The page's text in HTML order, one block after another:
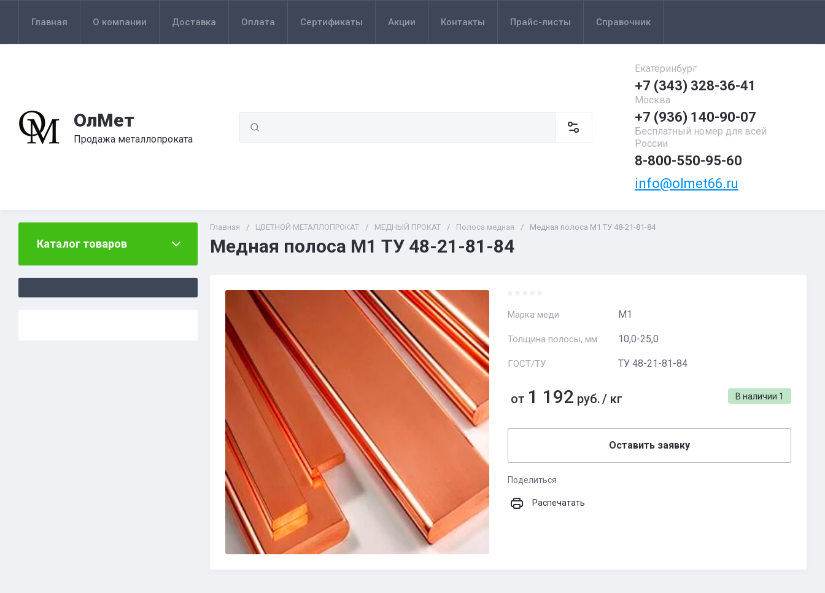
Главная О компании Доставка Оплата Сертификаты Акции Контакты Прайс-листы Справочник
ОлМет
Продажа металлопроката
Екатеринбург
+7 (343) 328-36-41
Москва
+7 (936) 140-90-07
Бесплатный номер для всей
России
8-800-550-95-60
info@olmet66.ru
Каталог товаров
Главная / ЦВЕТНОЙ МЕТАЛЛОПРОКАТ / МЕДНЫЙ ПРОКАТ / Полоса медная / Медная полоса М1 ТУ 48-21-81-84
Медная полоса М1 ТУ 48-21-81-84
Марка меди М1
Толщина полосы, мм 10,0-25,0
ГОСТ/ТУ ТУ 48-21-81-84
В наличии 1
от 1 192 руб./ кг
Оставить заявку
Поделиться
Распечатать